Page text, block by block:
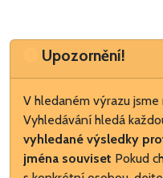
Upozornění
Upozornění!
V hledaném výrazu
Vyhledávání hledá
vyhledané výsledky
jména souviset Pokud